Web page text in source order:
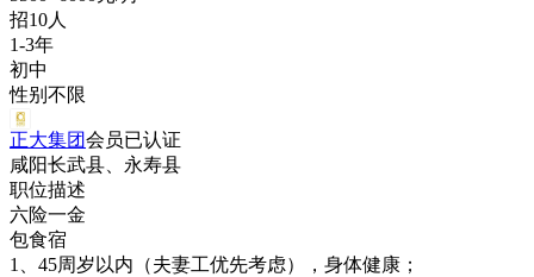
招10人
1-3年
初中
性别不限
正大集团会员已认证
咸阳长武县、永寿县
职位描述
六险一金
包食宿
1、45周岁以内（夫妻工优先考虑），身体健康；